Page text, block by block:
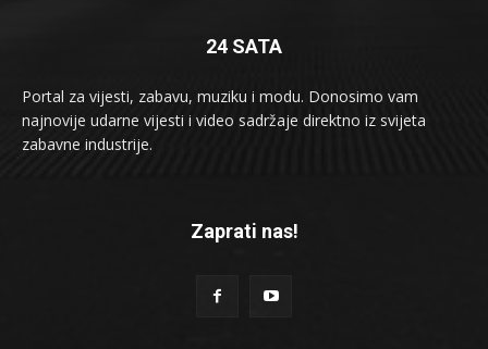
24 SATA
Portal za vijesti, zabavu, muziku i modu. Donosimo vam
najnovije udarne vijesti i video sadržaje direktno iz svijeta
zabavne industrije.
Zaprati nas!